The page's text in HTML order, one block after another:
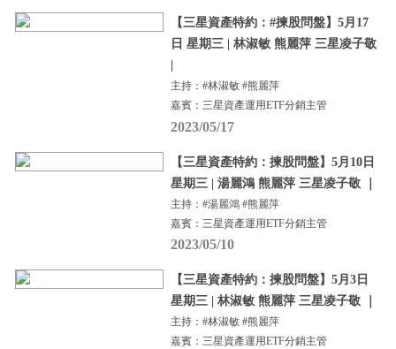
【三星資產特約：#揀股問盤】5月17
日 星期三 | 林淑敏 熊麗萍 三星凌子敬
主持：#林淑敏 #熊麗萍
嘉賓：三星資產運用ETF分銷主管
2023/05/17
【三星資產特約：揀股問盤】5月10日
星期三 | 湯麗鴻 熊麗萍 三星凌子敬 ｜
主持：#湯麗鴻 #熊麗萍
嘉賓：三星資產運用ETF分銷主管
2023/05/10
【三星資產特約：揀股問盤】5月3日
星期三 | 林淑敏 熊麗萍 三星凌子敬 ｜
主持：#林淑敏 #熊麗萍
嘉賓：三星資產運用ETF分銷主管